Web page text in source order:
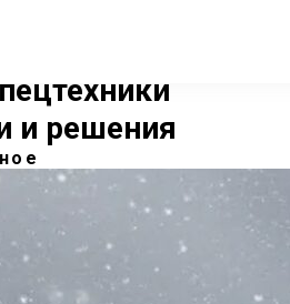
и решения